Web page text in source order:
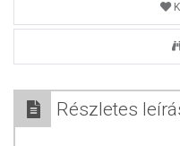
Részletes